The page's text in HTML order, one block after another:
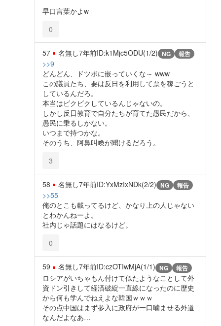
早口言葉かよw
0
57 名無し7年前ID:k1Mjc5ODU(1/2) NG 報告
>>9
どんどん、ドツボに嵌っていくな～ www
この議員たち、要は反日を利用して票を稼ごうと
しているんだろ。
本当はビクビクしているんじゃないの。
しかし反日教育で自分たちが育てた愚民だから、
愚民に乗るしかない。
いつまで持つかな。
そのうち、阿鼻叫喚が聞けるだろう。
3
58 名無し7年前ID:YxMzIxNDk(2/2) NG 報告
>>55
俺のとこも載ってるけど、かなり上の人じゃない
とわかんねーよ。
社内じゃ話題にはなるけど。
0
59 名無し7年前ID:czOTIwMjA(1/1) NG 報告
ロシアがいちゃもん付けて似たようなことして外
資ドン引きして経済破綻一直線になったのに歴史
から何も学んでねえよな韓国ｗｗｗ
その点中国はまず参入に政府が一口噛ませる外道
なんだよなあ…